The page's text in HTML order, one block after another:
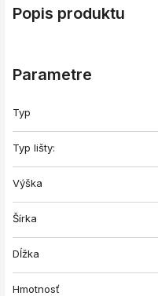
Popis produktu
Parametre
Typ
Typ lišty:
Výška
Šírka
Dĺžka
Hmotnosť